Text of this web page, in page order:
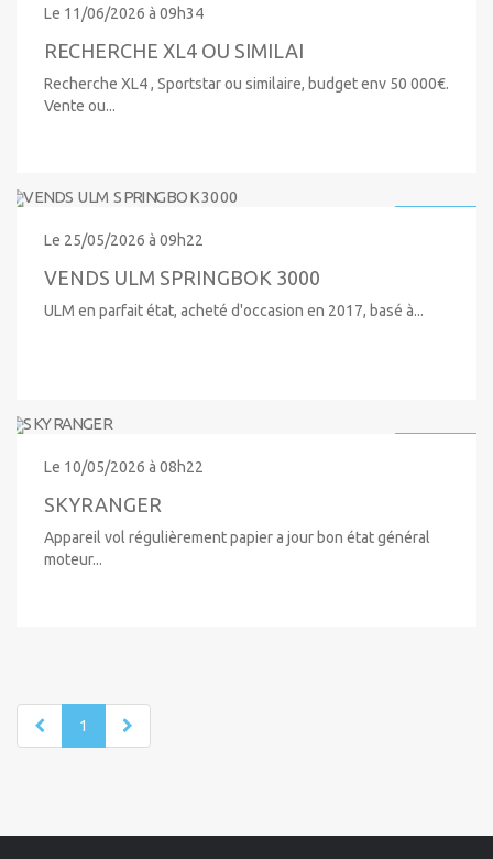
Le 11/06/2026 à 09h34
RECHERCHE XL4 OU SIMILAI
Recherche XL4 , Sportstar ou similaire, budget env 50 000€.
Vente ou...
Le 25/05/2026 à 09h22
VENDS ULM SPRINGBOK 3000
ULM en parfait état, acheté d'occasion en 2017, basé à...
Le 10/05/2026 à 08h22
SKYRANGER
Appareil vol régulièrement papier a jour bon état général
moteur...
1